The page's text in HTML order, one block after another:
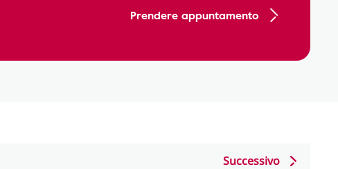
Prendere appuntamento
Successivo